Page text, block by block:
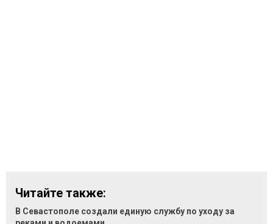
Читайте также:
В Севастополе создали единую службу по уходу за